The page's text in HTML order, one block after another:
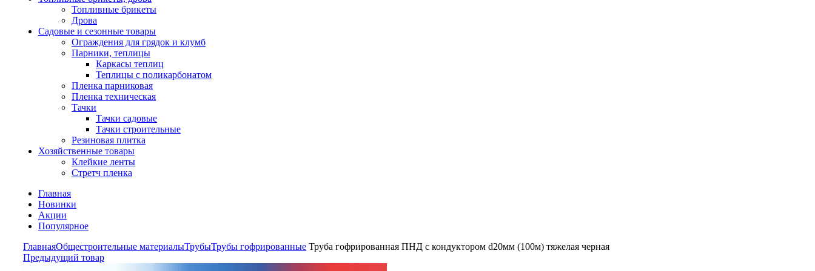
Топливные брикеты
Дрова
Садовые и сезонные товары
Ограждения для грядок и клумб
Парники, теплицы
Каркасы теплиц
Теплицы с поликарбонатом
Пленка парниковая
Пленка техническая
Тачки
Тачки садовые
Тачки строительные
Резиновая плитка
Хозяйственные товары
Клейкие ленты
Стретч пленка
Главная
Новинки
Акции
Популярное
ГлавнаяОбщестроительные материалыТрубыТрубы гофрированные Труба гофрированная ПНД с кондуктором d20мм (100м) тяжелая черная
Предыдущий товар